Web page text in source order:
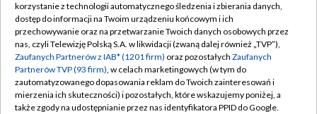
TVP
Abonament TVP
Emisja w TVP
Centrum informacji TVP
Naziemna Telewizja Cyfrowa
Regulamin TVP
Polityka prywatności
Moje zgody
Pomoc
korzystanie z technologii automatycznego śledzenia i zbierania danych,
dostęp do informacji na Twoim urządzeniu końcowym i ich
przechowywanie oraz na przetwarzanie Twoich danych osobowych przez
nas, czyli Telewizję Polską S.A. w likwidacji (zwaną dalej również „TVP”),
Zaufanych Partnerów z IAB* (1201 firm) oraz pozostałych Zaufanych
Partnerów TVP (93 firm), w celach marketingowych (w tym do
zautomatyzowanego dopasowania reklam do Twoich zainteresowań i
mierzenia ich skuteczności) i pozostałych, które wskazujemy poniżej, a
także zgody na udostępnianie przez nas identyfikatora PPID do Google.